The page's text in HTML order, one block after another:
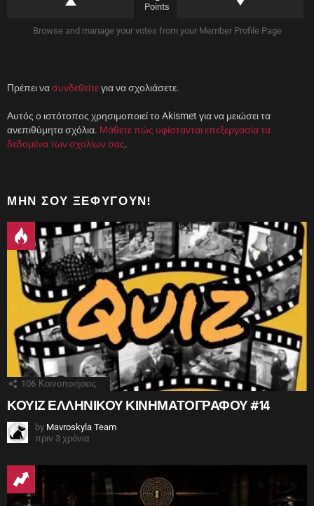
ρ
)
Points
Browse and manage your votes from your Member Profile Page
Πρέπει νασυνδεθείτεγια να σχολιάσετε.
Αυτός ο ιστότοπος χρησιμοποιεί το Akismet για να μειώσει τα
ανεπιθύμητα σχόλια. Μάθετε πώς υφίστανται επεξεργασία τα
δεδομένα των σχολίων σας.
ΜΗΝ ΣΟΥ ΞΕΦΎΓΟΥΝ!
106 Κοινοποιήσεις
ΚΟΥΙΖ ΕΛΛΗΝΙΚΟΥ ΚΙΝΗΜΑΤΟΓΡΑΦΟΥ #14
by Mavroskyla Team
πριν 3 χρόνια